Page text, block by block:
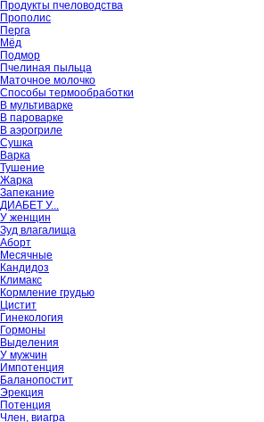
Продукты пчеловодства
Прополис
Перга
Мёд
Подмор
Пчелиная пыльца
Маточное молочко
Способы термообработки
В мультиварке
В пароварке
В аэрогриле
Сушка
Варка
Тушение
Жарка
Запекание
ДИАБЕТ У...
У женщин
Зуд влагалища
Аборт
Месячные
Кандидоз
Климакс
Кормление грудью
Цистит
Гинекология
Гормоны
Выделения
У мужчин
Импотенция
Баланопостит
Эрекция
Потенция
Член, виагра